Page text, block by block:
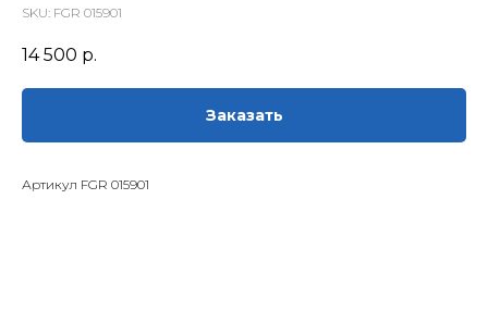
SKU: FGR 015901
14 500 р.
Заказать
Артикул FGR 015901